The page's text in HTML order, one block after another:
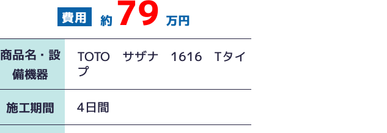
約 79 万円
商品名・設
備機器
TOTO サザナ 1616 Tタイ
プ
施工期間 4日間